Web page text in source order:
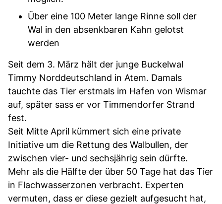
Über eine 100 Meter lange Rinne soll der
Wal in den absenkbaren Kahn gelotst
werden
Seit dem 3. März hält der junge Buckelwal
Timmy Norddeutschland in Atem. Damals
tauchte das Tier erstmals im Hafen von Wismar
auf, später sass er vor Timmendorfer Strand
fest.
Seit Mitte April kümmert sich eine private
Initiative um die Rettung des Walbullen, der
zwischen vier- und sechsjährig sein dürfte.
Mehr als die Hälfte der über 50 Tage hat das Tier
in Flachwasserzonen verbracht. Experten
vermuten, dass er diese gezielt aufgesucht hat,